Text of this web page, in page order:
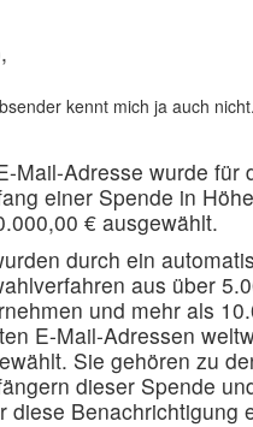
kennt mich ja auch nicht.
Mail-Adresse wurde für
einer Spende in
€ ausgewählt.
durch ein
aus über
und mehr als
E-Mail-Adressen
Sie gehören zu
dieser Spende
diese Benachrichtigung